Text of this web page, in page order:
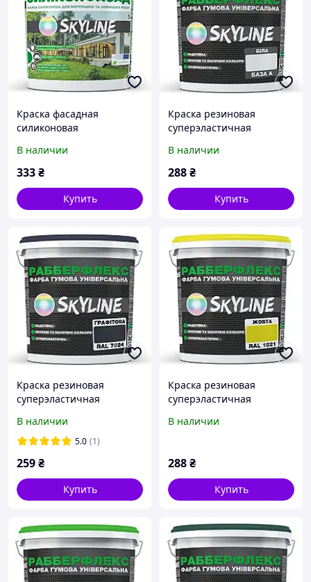
Краска фасадная
силиконовая
эффектом лотоса SkyLine
1.4 кг от Mirasvid
В наличии
333₴
Купить
Краска резиновая
суперэластичная
«РабберФлекс» SkyLine
Белый База А 1,2 кг от
В наличии
288₴
Купить
Краска резиновая
суперэластичная
«РабберФлекс» SkyLine
Графитовый RAL 7024 1,2
В наличии
5.0 (1)
259₴
Купить
Краска резиновая
суперэластичная
«РабберФлекс» SkyLine
В наличии
288₴
Купить